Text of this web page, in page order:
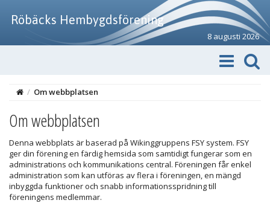
Röbäcks Hembygdsförening
8 augusti 2026
/ Om webbplatsen
Om webbplatsen
Denna webbplats är baserad på Wikinggruppens FSY system. FSY
ger din förening en färdig hemsida som samtidigt fungerar som en
administrations och kommunikations central. Föreningen får enkel
administration som kan utföras av flera i föreningen, en mängd
inbyggda funktioner och snabb informationsspridning till
föreningens medlemmar.